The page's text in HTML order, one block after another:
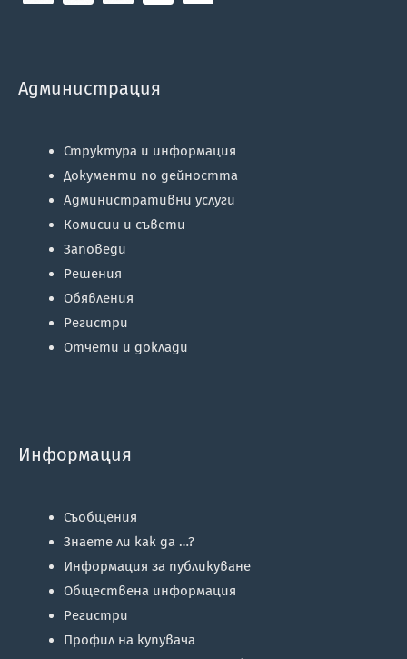
Администрация
Структура и информация
Документи по дейността
Административни услуги
Комисии и съвети
Заповеди
Решения
Обявления
Регистри
Отчети и доклади
Информация
Съобщения
Знаете ли как да …?
Информация за публикуване
Обществена информация
Регистри
Профил на купувача